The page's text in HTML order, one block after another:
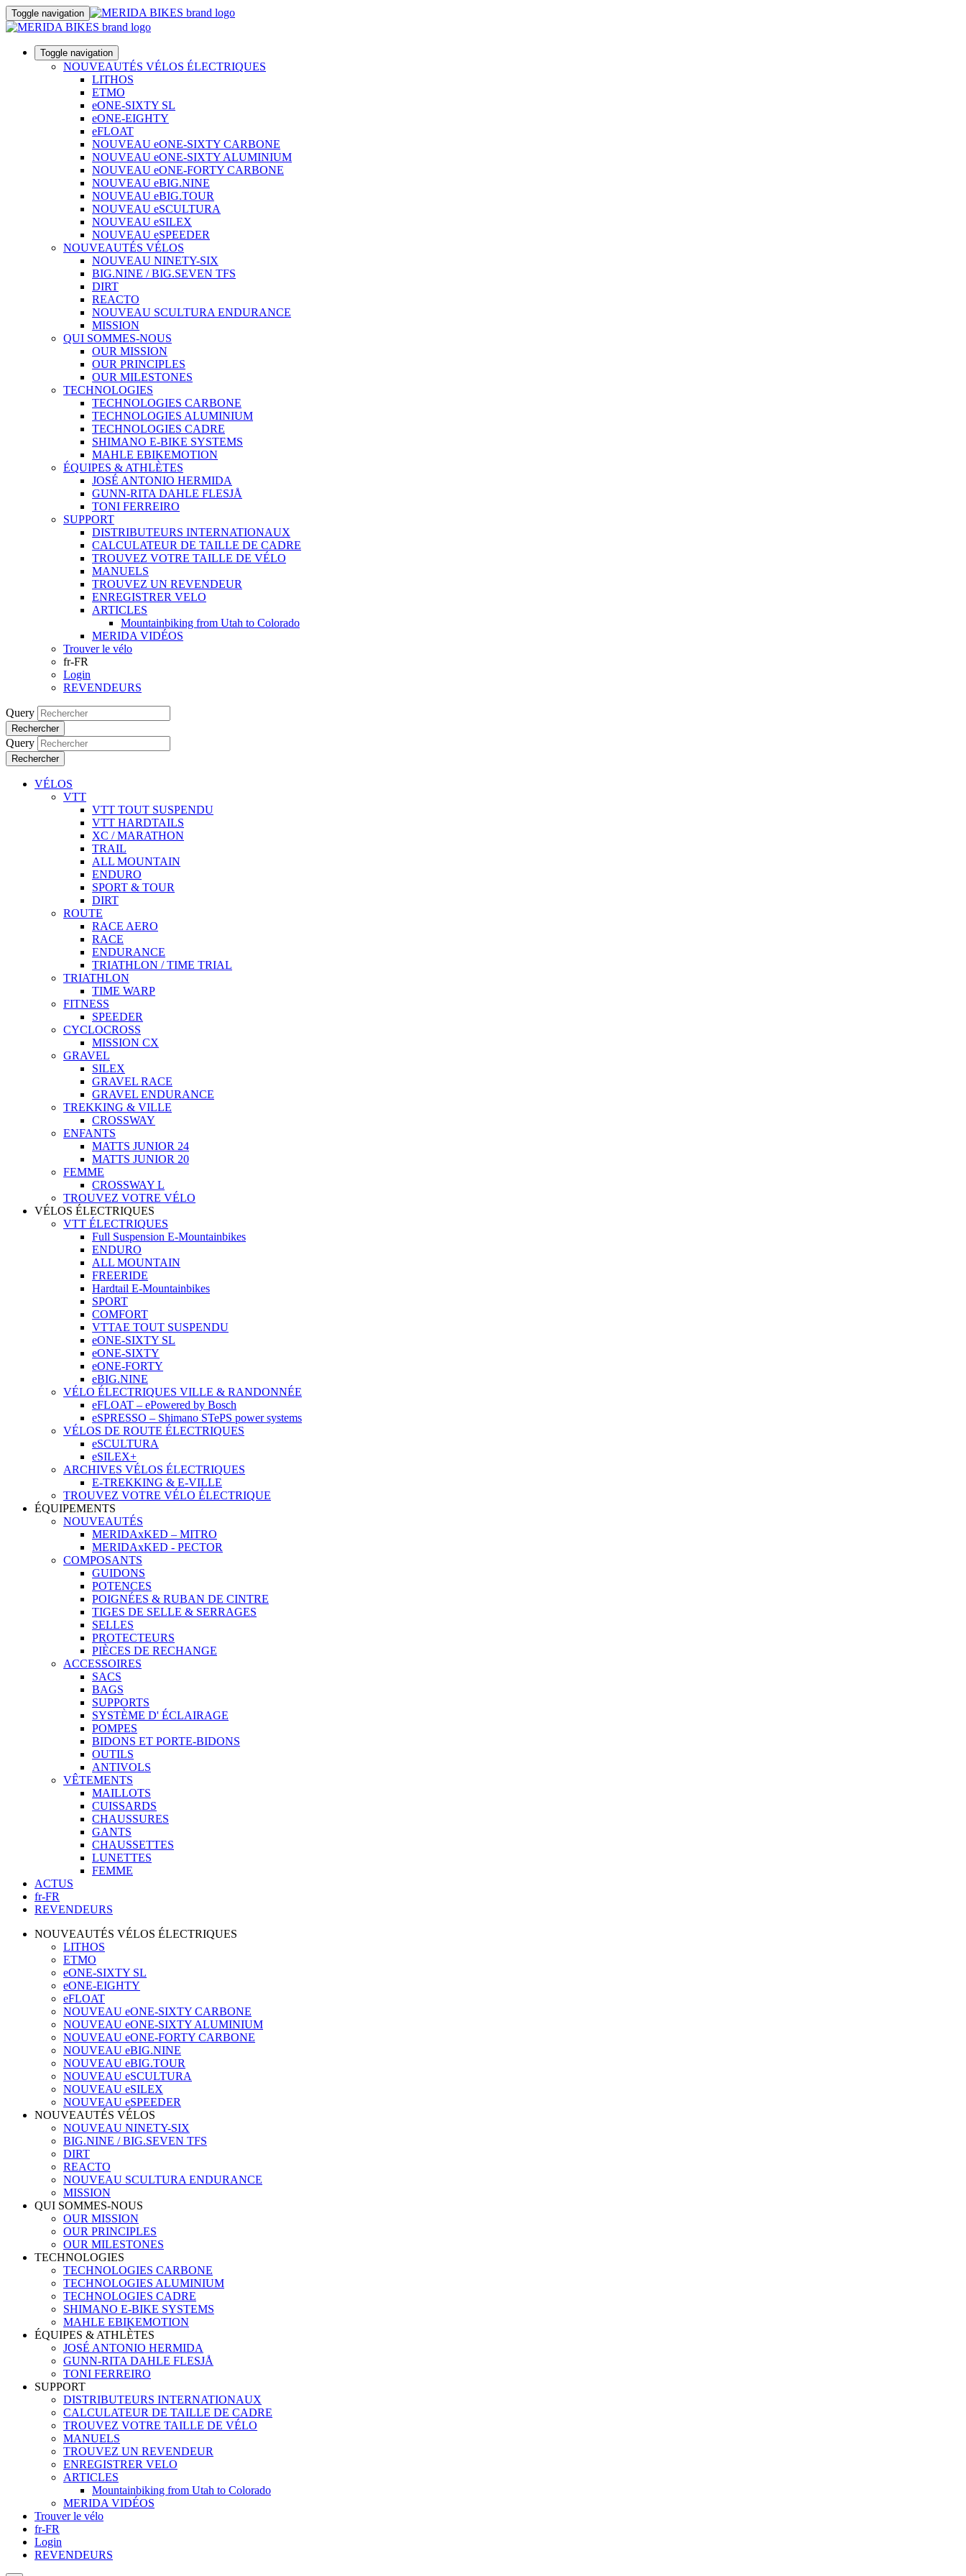
Toggle navigation
Toggle navigation
NOUVEAUTÉS VÉLOS ÉLECTRIQUES
LITHOS
ETMO
eONE-SIXTY SL
eONE-EIGHTY
eFLOAT
NOUVEAU eONE-SIXTY CARBONE
NOUVEAU eONE-SIXTY ALUMINIUM
NOUVEAU eONE-FORTY CARBONE
NOUVEAU eBIG.NINE
NOUVEAU eBIG.TOUR
NOUVEAU eSCULTURA
NOUVEAU eSILEX
NOUVEAU eSPEEDER
NOUVEAUTÉS VÉLOS
NOUVEAU NINETY-SIX
BIG.NINE / BIG.SEVEN TFS
DIRT
REACTO
NOUVEAU SCULTURA ENDURANCE
MISSION
QUI SOMMES-NOUS
OUR MISSION
OUR PRINCIPLES
OUR MILESTONES
TECHNOLOGIES
TECHNOLOGIES CARBONE
TECHNOLOGIES ALUMINIUM
TECHNOLOGIES CADRE
SHIMANO E-BIKE SYSTEMS
MAHLE EBIKEMOTION
ÉQUIPES & ATHLÈTES
JOSÉ ANTONIO HERMIDA
GUNN-RITA DAHLE FLESJÅ
TONI FERREIRO
SUPPORT
DISTRIBUTEURS INTERNATIONAUX
CALCULATEUR DE TAILLE DE CADRE
TROUVEZ VOTRE TAILLE DE VÉLO
MANUELS
TROUVEZ UN REVENDEUR
ENREGISTRER VELO
ARTICLES
Mountainbiking from Utah to Colorado
MERIDA VIDÉOS
Trouver le vélo
fr-FR
Login
REVENDEURS
Query
Rechercher
Query
Rechercher
VÉLOS
VTT
VTT TOUT SUSPENDU
VTT HARDTAILS
XC / MARATHON
TRAIL
ALL MOUNTAIN
ENDURO
SPORT & TOUR
DIRT
ROUTE
RACE AERO
RACE
ENDURANCE
TRIATHLON / TIME TRIAL
TRIATHLON
TIME WARP
FITNESS
SPEEDER
CYCLOCROSS
MISSION CX
GRAVEL
SILEX
GRAVEL RACE
GRAVEL ENDURANCE
TREKKING & VILLE
CROSSWAY
ENFANTS
MATTS JUNIOR 24
MATTS JUNIOR 20
FEMME
CROSSWAY L
TROUVEZ VOTRE VÉLO
VÉLOS ÉLECTRIQUES
VTT ÉLECTRIQUES
Full Suspension E-Mountainbikes
ENDURO
ALL MOUNTAIN
FREERIDE
Hardtail E-Mountainbikes
SPORT
COMFORT
VTTAE TOUT SUSPENDU
eONE-SIXTY SL
eONE-SIXTY
eONE-FORTY
eBIG.NINE
VÉLO ÉLECTRIQUES VILLE & RANDONNÉE
eFLOAT – ePowered by Bosch
eSPRESSO – Shimano STePS power systems
VÉLOS DE ROUTE ÉLECTRIQUES
eSCULTURA
eSILEX+
ARCHIVES VÉLOS ÉLECTRIQUES
E-TREKKING & E-VILLE
TROUVEZ VOTRE VÉLO ÉLECTRIQUE
ÉQUIPEMENTS
NOUVEAUTÉS
MERIDAxKED – MITRO
MERIDAxKED - PECTOR
COMPOSANTS
GUIDONS
POTENCES
POIGNÉES & RUBAN DE CINTRE
TIGES DE SELLE & SERRAGES
SELLES
PROTECTEURS
PIÈCES DE RECHANGE
ACCESSOIRES
SACS
BAGS
SUPPORTS
SYSTÈME D' ÉCLAIRAGE
POMPES
BIDONS ET PORTE-BIDONS
OUTILS
ANTIVOLS
VÊTEMENTS
MAILLOTS
CUISSARDS
CHAUSSURES
GANTS
CHAUSSETTES
LUNETTES
FEMME
ACTUS
fr-FR
REVENDEURS
NOUVEAUTÉS VÉLOS ÉLECTRIQUES
LITHOS
ETMO
eONE-SIXTY SL
eONE-EIGHTY
eFLOAT
NOUVEAU eONE-SIXTY CARBONE
NOUVEAU eONE-SIXTY ALUMINIUM
NOUVEAU eONE-FORTY CARBONE
NOUVEAU eBIG.NINE
NOUVEAU eBIG.TOUR
NOUVEAU eSCULTURA
NOUVEAU eSILEX
NOUVEAU eSPEEDER
NOUVEAUTÉS VÉLOS
NOUVEAU NINETY-SIX
BIG.NINE / BIG.SEVEN TFS
DIRT
REACTO
NOUVEAU SCULTURA ENDURANCE
MISSION
QUI SOMMES-NOUS
OUR MISSION
OUR PRINCIPLES
OUR MILESTONES
TECHNOLOGIES
TECHNOLOGIES CARBONE
TECHNOLOGIES ALUMINIUM
TECHNOLOGIES CADRE
SHIMANO E-BIKE SYSTEMS
MAHLE EBIKEMOTION
ÉQUIPES & ATHLÈTES
JOSÉ ANTONIO HERMIDA
GUNN-RITA DAHLE FLESJÅ
TONI FERREIRO
SUPPORT
DISTRIBUTEURS INTERNATIONAUX
CALCULATEUR DE TAILLE DE CADRE
TROUVEZ VOTRE TAILLE DE VÉLO
MANUELS
TROUVEZ UN REVENDEUR
ENREGISTRER VELO
ARTICLES
Mountainbiking from Utah to Colorado
MERIDA VIDÉOS
Trouver le vélo
fr-FR
Login
REVENDEURS